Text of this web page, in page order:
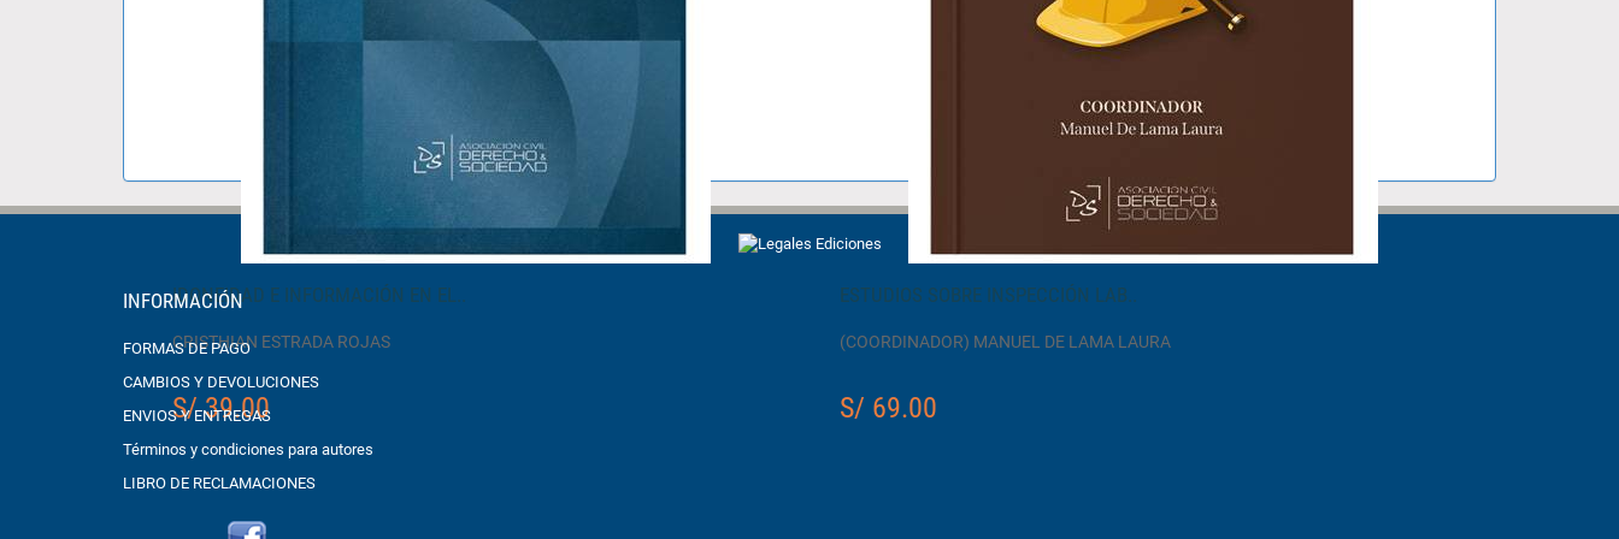
IDONEIDAD E INFORMACIÓN EN EL..
CRISTHIAN ESTRADA ROJAS
S/ 39.00
ESTUDIOS SOBRE INSPECCIÓN LAB..
(COORDINADOR) MANUEL DE LAMA LAURA
S/ 69.00
INFORMACIÓN
FORMAS DE PAGO
CAMBIOS Y DEVOLUCIONES
ENVIOS Y ENTREGAS
Términos y condiciones para autores
LIBRO DE RECLAMACIONES